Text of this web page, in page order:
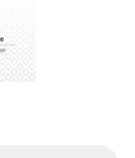
и
сервис еще